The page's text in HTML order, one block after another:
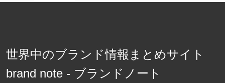
世界中のブランド情報まとめサイト
brand note - ブランドノート